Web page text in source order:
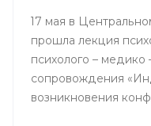
17 мая в
прошла лекция
психолого – медико
сопровождения
возникновения